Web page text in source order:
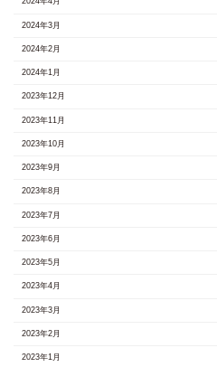
2024年3月
2024年2月
2024年1月
2023年12月
2023年11月
2023年10月
2023年9月
2023年8月
2023年7月
2023年6月
2023年5月
2023年4月
2023年3月
2023年2月
2023年1月